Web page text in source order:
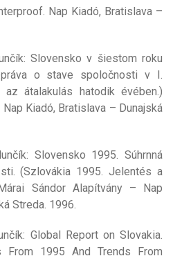
Nap Kiadó, Bratislava –
Slovensko v šiestom roku
o stave spoločnosti v I.
átalakulás hatodik évében.)
Kiadó, Bratislava – Dunajská
Slovensko 1995. Súhrnná
(Szlovákia 1995. Jelentés a
Sándor Alapítvány – Nap
Streda. 1996.
Global Report on Slovakia.
From 1995 And Trends From